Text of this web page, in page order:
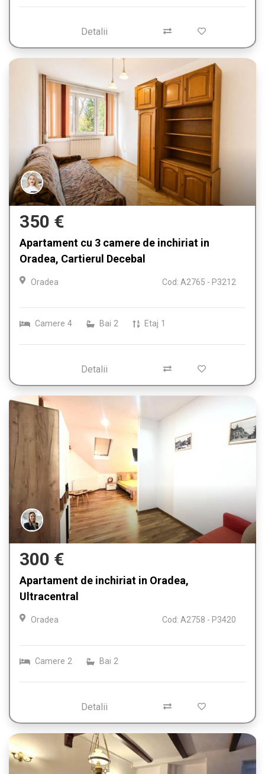
Detalii
350 €
Apartament cu 3 camere de inchiriat in
Oradea, Cartierul Decebal
Oradea Cod: A2765 - P3212
Camere 4 Bai 2 Etaj 1
Detalii
300 €
Apartament de inchiriat in Oradea,
Ultracentral
Oradea Cod: A2758 - P3420
Camere 2 Bai 2
Detalii